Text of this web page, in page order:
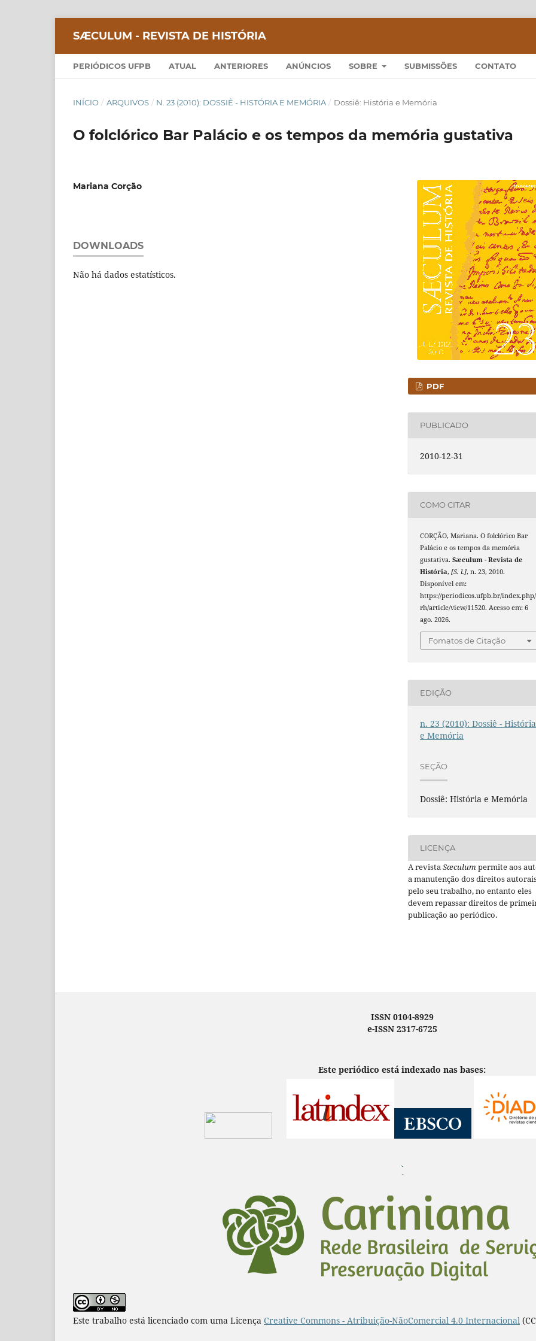
SÆCULUM - REVISTA DE HISTÓRIA
PERIÓDICOS UFPB ATUAL ANTERIORES ANÚNCIOS SOBRE SUBMISSÕES CONTATO
INÍCIO / ARQUIVOS / N. 23 (2010): DOSSIÊ - HISTÓRIA E MEMÓRIA / Dossiê: História e Memória
O folclórico Bar Palácio e os tempos da memória gustativa
Mariana Corção
DOWNLOADS
Não há dados estatísticos.
PDF
PUBLICADO
2010-12-31
COMO CITAR
CORÇÃO, Mariana. O folclórico Bar
Palácio e os tempos da memória
gustativa.Sæculum - Revista de
História,[S. l.], n. 23, 2010.
Disponível em:
https://periodicos.ufpb.br/
rh/article/view/11520. Acesso em: 6
ago. 2026.
Fomatos de Citação
EDIÇÃO
n. 23 (2010): Dossiê - História
e Memória
SEÇÃO
Dossiê: História e Memória
LICENÇA
A revista Sæculum permite aos
a manutenção dos direitos
pelo seu trabalho, no entanto eles
devem repassar direitos de
publicação ao periódico.
ISSN 0104-8929
e-ISSN 2317-6725
Este periódico está indexado nas bases:
¨
Este trabalho está licenciado com uma Licença Creative Commons - Atribuição-NãoComercial 4.0 Internacional